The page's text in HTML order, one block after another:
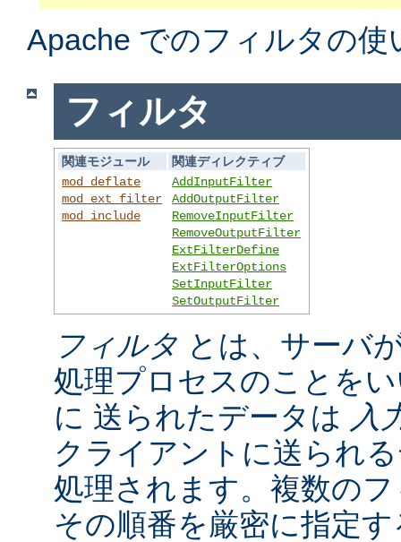
Apache でのフィルタの
フィルタ
関連モジュール
関連ディレクティブ
mod_deflate
mod_ext_filter
mod_include
AddInputFilter
AddOutputFilter
RemoveInputFilter
RemoveOutputFilter
ExtFilterDefine
ExtFilterOptions
SetInputFilter
SetOutputFilter
フィルタ とは、サーバ
処理プロセスのことを
に 送られたデータは 入
クライアントに送られ
処理されます。複数の
その順番を厳密に指定